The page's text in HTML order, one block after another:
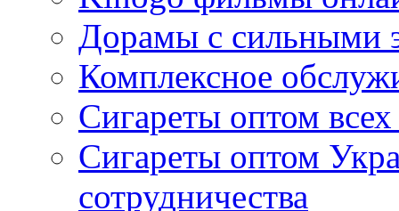
Дорамы с сильными
Комплексное
Сигареты оптом
Сигареты оптом
сотрудничества